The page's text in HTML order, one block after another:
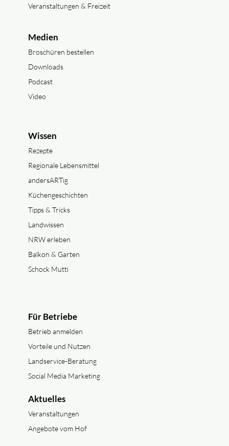
Veranstaltungen & Freizeit
Medien
Broschüren bestellen
Downloads
Podcast
Video
Wissen
Rezepte
Regionale Lebensmittel
andersARTig
Küchengeschichten
Tipps & Tricks
Landwissen
NRW erleben
Balkon & Garten
Schock Mutti
Für Betriebe
Betrieb anmelden
Vorteile und Nutzen
Landservice-Beratung
Social Media Marketing
Aktuelles
Veranstaltungen
Angebote vom Hof